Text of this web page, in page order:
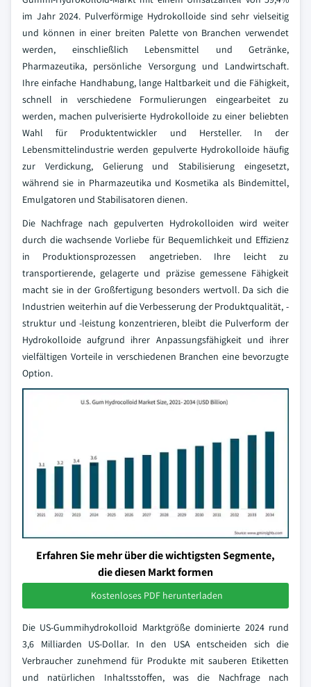
im Jahr 2024. Pulverförmige Hydrokolloide sind sehr vielseitig
und können in einer breiten Palette von Branchen verwendet
werden, einschließlich Lebensmittel und Getränke,
Pharmazeutika, persönliche Versorgung und Landwirtschaft.
Ihre einfache Handhabung, lange Haltbarkeit und die Fähigkeit,
schnell in verschiedene Formulierungen eingearbeitet zu
werden, machen pulverisierte Hydrokolloide zu einer beliebten
Wahl für Produktentwickler und Hersteller. In der
Lebensmittelindustrie werden gepulverte Hydrokolloide häufig
zur Verdickung, Gelierung und Stabilisierung eingesetzt,
während sie in Pharmazeutika und Kosmetika als Bindemittel,
Emulgatoren und Stabilisatoren dienen.
Die Nachfrage nach gepulverten Hydrokolloiden wird weiter
durch die wachsende Vorliebe für Bequemlichkeit und Effizienz
in Produktionsprozessen angetrieben. Ihre leicht zu
transportierende, gelagerte und präzise gemessene Fähigkeit
macht sie in der Großfertigung besonders wertvoll. Da sich die
Industrien weiterhin auf die Verbesserung der Produktqualität, -
struktur und -leistung konzentrieren, bleibt die Pulverform der
Hydrokolloide aufgrund ihrer Anpassungsfähigkeit und ihrer
vielfältigen Vorteile in verschiedenen Branchen eine bevorzugte
Option.
Erfahren Sie mehr über die wichtigsten Segmente,
die diesen Markt formen
Kostenloses PDF herunterladen
Die US-Gummihydrokolloid Marktgröße dominierte 2024 rund
3,6 Milliarden US-Dollar. In den USA entscheiden sich die
Verbraucher zunehmend für Produkte mit sauberen Etiketten
und natürlichen Inhaltsstoffen, was die Nachfrage nach